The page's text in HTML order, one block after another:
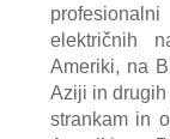
električnih
Ameriki, na
Aziji in
strankam in